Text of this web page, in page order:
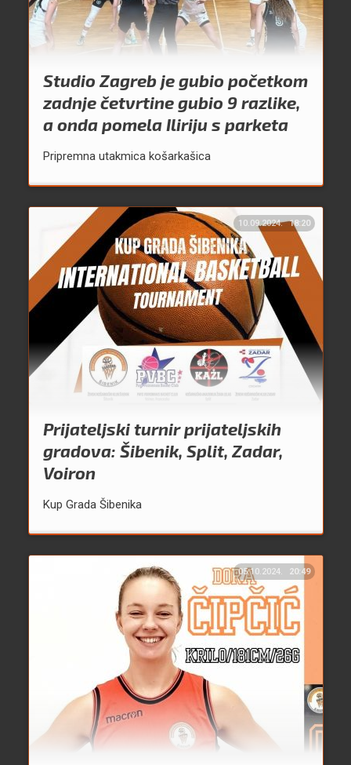
Studio Zagreb je gubio početkom
zadnje četvrtine gubio 9 razlike,
a onda pomela Iliriju s parketa
Pripremna utakmica košarkašica
10.09.2024. 18:20
Prijateljski turnir prijateljskih
gradova: Šibenik, Split, Zadar,
Voiron
Kup Grada Šibenika
05.10.2024. 20:49